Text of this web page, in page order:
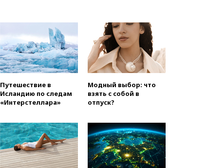
строительство бального зала в
вчера, 20:15Сенат США
одобрил ужесточение
санкций против России и
Ирана
вчера, 20:00СК возбудил дело
против журналистки Катерины
Гордеевой о фейках о ВС
вчера, 19:45ISU предоставил
нейтральный статус
фигуристкам Валиевой и
Трусовой
Путешествие в
Исландию по следам
«Интерстеллара»
Модный выбор: что
взять с собой в
отпуск?